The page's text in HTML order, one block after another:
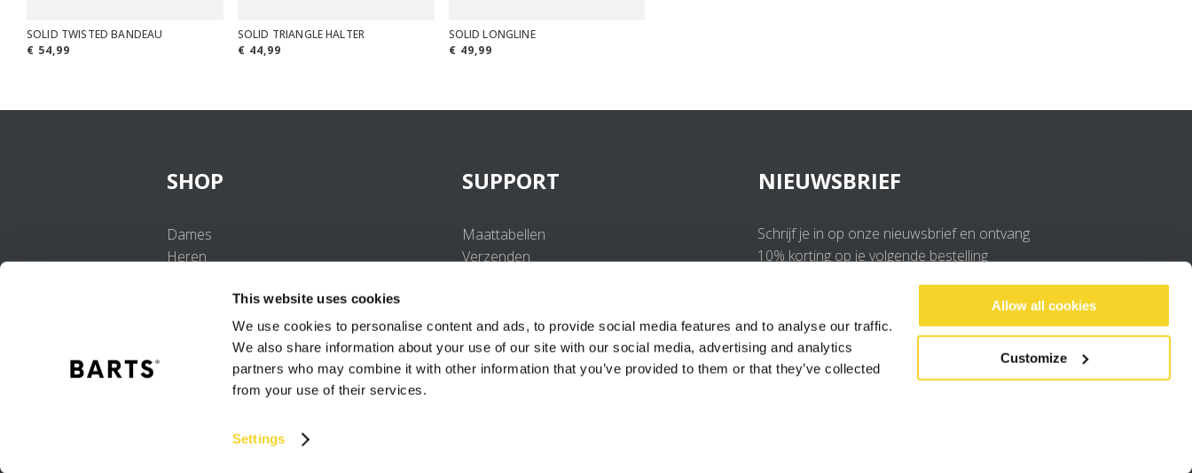
This website uses cookies
We use cookies to personalise content and ads, to provide social media features and to analyse our traffic.
We also share information about your use of our site with our social media, advertising and analytics
partners who may combine it with other information that you’ve provided to them or that they’ve collected
from your use of their services.
Settings
Allow all cookies
Customize
SOLID TWISTED BANDEAU
€ 54,99
SOLID TRIANGLE HALTER
€ 44,99
SOLID LONGLINE
€ 49,99
SHOP
Dames
Heren
SUPPORT
Maattabellen
Verzenden
Contact
UV-Beschermingsnorm
B2B Portal Login
NIEUWSBRIEF
Schrijf je in op onze nieuwsbrief en ontvang
10% korting op je volgende bestelling
Ik ga akkoord met de